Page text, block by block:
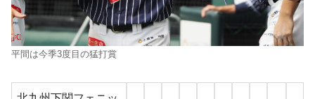
平間は今季3度目の猛打賞